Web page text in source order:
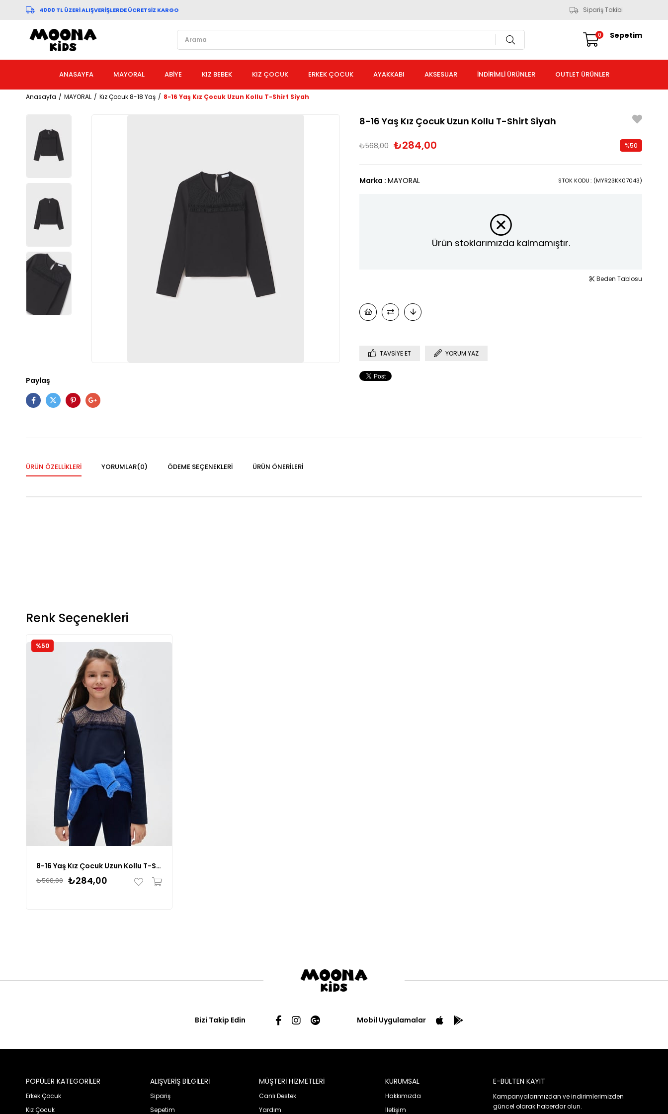
4000 TL ÜZERİ ALIŞVERİŞLERDE ÜCRETSİZ KARGO Sipariş Takibi
Sepetim
0
ANASAYFA MAYORAL ABİYE KIZ BEBEK KIZ ÇOCUK ERKEK ÇOCUK AYAKKABI AKSESUAR İNDİRİMLİ ÜRÜNLER OUTLET ÜRÜNLER
Anasayfa MAYORAL Kız Çocuk 8-18 Yaş 8-16 Yaş Kız Çocuk Uzun Kollu T-Shirt Siyah
Paylaş
8-16 Yaş Kız Çocuk Uzun Kollu T-Shirt Siyah
₺568,00 ₺284,00 %50
(MYR23KK07043)
STOK KODU
Marka : MAYORAL
Ürün stoklarımızda kalmamıştır.
Beden Tablosu
TAVSIYE ET YORUM YAZ
ÜRÜN ÖZELLIKLERI YORUMLAR(0) ÖDEME SEÇENEKLERI ÜRÜN ÖNERILERI
Renk Seçenekleri
8-16 Yaş Kız Çocuk Uzun Kollu T-Shirt Lacivert
₺284,00
₺568,00
%50
Bizi Takip Edin Mobil Uygulamalar
POPÜLER KATEGORİLER
Erkek Çocuk
Kız Çocuk
ALIŞVERİŞ BİLGİLERİ
Sipariş
Sepetim
MÜŞTERİ HİZMETLERİ
Canlı Destek
Yardım
KURUMSAL
Hakkımızda
İletişim
E-BÜLTEN KAYIT
Kampanyalarımızdan ve indirimlerimizden
güncel olarak haberdar olun.